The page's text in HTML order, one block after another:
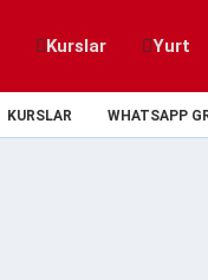
Kurslar Yurt
KURSLAR WHATSAPP